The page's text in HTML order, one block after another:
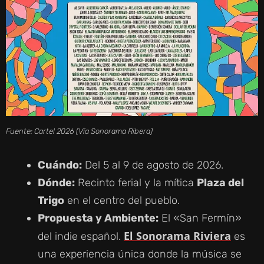
Fuente: Cartel 2026 (Vía Sonorama Ribera)
Cuándo: Del 5 al 9 de agosto de 2026.
Dónde: Recinto ferial y la mítica Plaza del
Trigo en el centro del pueblo.
Propuesta y Ambiente: El «San Fermín»
del indie español. El Sonorama Riviera es
una experiencia única donde la música se